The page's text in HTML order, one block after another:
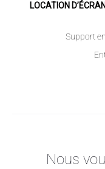
LOCATION D’ÉCRAN
Support
Nous